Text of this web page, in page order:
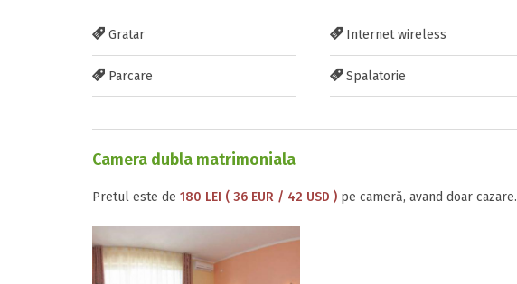
Gratar Internet wireless
Parcare Spalatorie
Camera dubla matrimoniala
Pretul este de 180 LEI ( 36 EUR / 42 USD ) pe cameră, avand doar cazare.
Trimite solicitarea